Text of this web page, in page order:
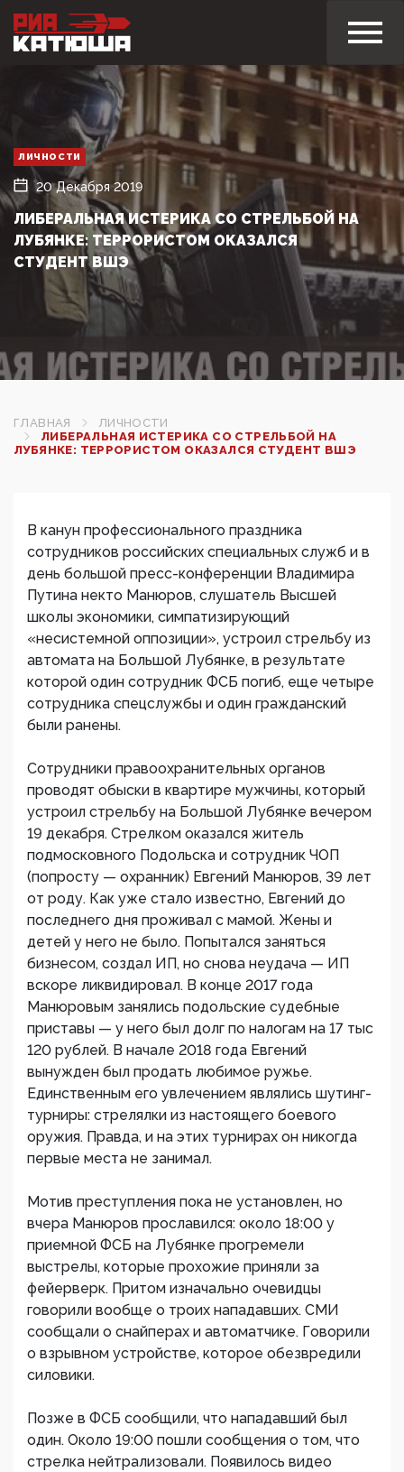
ЛИЧНОСТИ
20 Декабря 2019
ЛИБЕРАЛЬНАЯ ИСТЕРИКА СО СТРЕЛЬБОЙ НА
ЛУБЯНКЕ: ТЕРРОРИСТОМ ОКАЗАЛСЯ
СТУДЕНТ ВШЭ
ГЛАВНАЯ
ЛИЧНОСТИ
ЛИБЕРАЛЬНАЯ ИСТЕРИКА СО СТРЕЛЬБОЙ НА
ЛУБЯНКЕ: ТЕРРОРИСТОМ ОКАЗАЛСЯ СТУДЕНТ ВШЭ
В канун профессионального праздника
сотрудников российских специальных служб и в
день большой пресс-конференции Владимира
Путина некто Манюров, слушатель Высшей
школы экономики, симпатизирующий
«несистемной оппозиции», устроил стрельбу из
автомата на Большой Лубянке, в результате
которой один сотрудник ФСБ погиб, еще четыре
сотрудника спецслужбы и один гражданский
были ранены.
Сотрудники правоохранительных органов
проводят обыски в квартире мужчины, который
устроил стрельбу на Большой Лубянке вечером
19 декабря. Стрелком оказался житель
подмосковного Подольска и сотрудник ЧОП
(попросту — охранник) Евгений Манюров, 39 лет
от роду. Как уже стало известно, Евгений до
последнего дня проживал с мамой. Жены и
детей у него не было. Попытался заняться
бизнесом, создал ИП, но снова неудача — ИП
вскоре ликвидировал. В конце 2017 года
Манюровым занялись подольские судебные
приставы — у него был долг по налогам на 17 тыс
120 рублей. В начале 2018 года Евгений
вынужден был продать любимое ружье.
Единственным его увлечением являлись шутинг-
турниры: стрелялки из настоящего боевого
оружия. Правда, и на этих турнирах он никогда
первые места не занимал.
Мотив преступления пока не установлен, но
вчера Манюров прославился: около 18:00 у
приемной ФСБ на Лубянке прогремели
выстрелы, которые прохожие приняли за
фейерверк. Притом изначально очевидцы
говорили вообще о троих нападавших. СМИ
сообщали о снайперах и автоматчике. Говорили
о взрывном устройстве, которое обезвредили
силовики.
Позже в ФСБ сообщили, что нападавший был
один. Около 19:00 пошли сообщения о том, что
стрелка нейтрализовали. Появилось видео